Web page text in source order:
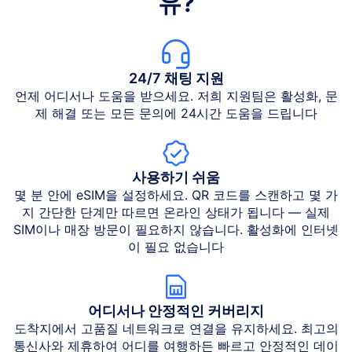
24/7 채팅 지원
언제 어디서나 도움을 받으세요. 저희 지원팀은 활성화, 문
제 해결 또는 모든 문의에 24시간 도움을 드립니다
사용하기 쉬움
몇 분 안에 eSIM을 설정하세요. QR 코드를 스캔하고 몇 가
지 간단한 단계만 따르면 온라인 상태가 됩니다 — 실제
SIM이나 매장 방문이 필요하지 않습니다. 활성화에 인터넷
이 필요 없습니다
어디서나 안정적인 커버리지
도착지에서 고품질 네트워크로 연결을 유지하세요. 최고의
통신사와 제휴하여 어디를 여행하든 빠르고 안정적인 데이